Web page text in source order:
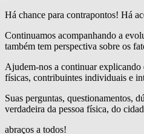
Há chance para contrapontos! Há
Continuamos acompanhando a
também tem perspectiva sobre os
Ajudem-nos a continuar explicando
físicas, contribuintes individuais e
Suas perguntas, questionamentos,
verdadeira da pessoa física, do
abraços a todos!